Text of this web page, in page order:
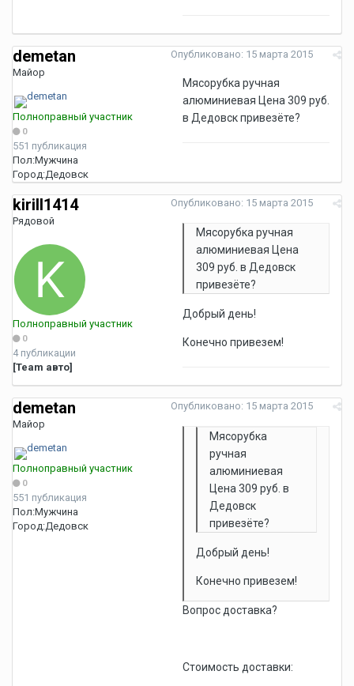
demetan
Майор
Полноправный участник
0
551 публикация
Пол:Мужчина
Город:Дедовск
Опубликовано: 15 марта 2015
Мясорубка ручная
алюминиевая Цена 309 руб.
в Дедовск привезёте?
kirill1414
Рядовой
Полноправный участник
0
4 публикации
[Team авто]
Опубликовано: 15 марта 2015
Мясорубка ручная
алюминиевая Цена
309 руб. в Дедовск
привезёте?
Добрый день!
Конечно привезем!
demetan
Майор
Полноправный участник
0
551 публикация
Пол:Мужчина
Город:Дедовск
Опубликовано: 15 марта 2015
Мясорубка
ручная
алюминиевая
Цена 309 руб. в
Дедовск
привезёте?
Добрый день!
Конечно привезем!
Вопрос доставка?
Стоимость доставки: